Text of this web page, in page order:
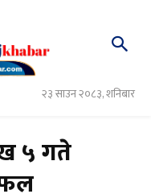
२३ साउन २०८३, शनिबार
५ गते